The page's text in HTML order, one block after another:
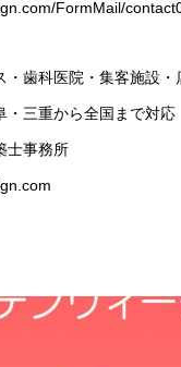
FormMail/
・歯科医院・集客施設
・三重から全国まで対応
士事務所